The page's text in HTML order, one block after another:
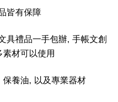
皆有保障
具禮品一手包辦, 手帳文創
材可以使用
養油, 以及專業器材